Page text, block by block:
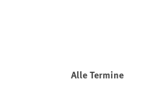
Alle Termine